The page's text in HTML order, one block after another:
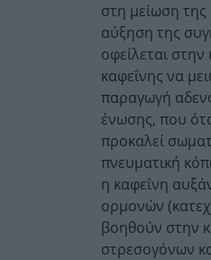
στη μείωση της
αύξηση της
οφείλεται στην
καφεΐνης να
παραγωγή
ένωσης, που
προκαλεί
πνευματική
η καφεΐνη
ορμονών
βοηθούν στην
στρεσογόνων